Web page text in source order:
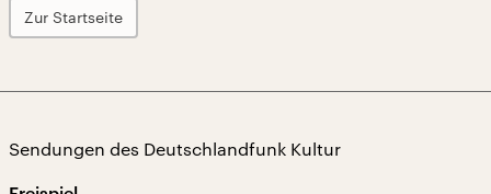
Zur Startseite
Sendungen des Deutschlandfunk Kultur